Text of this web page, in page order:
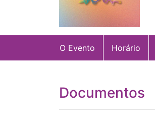
O Evento Horário
Documentos